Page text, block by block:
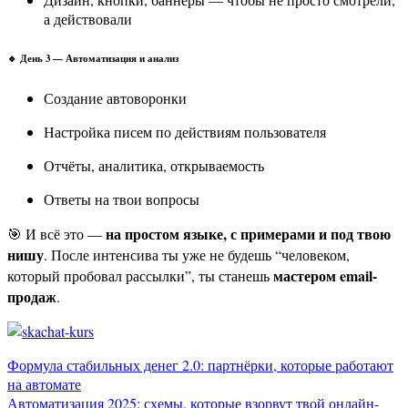
а действовали
🔹 День 3 — Автоматизация и анализ
Создание автоворонки
Настройка писем по действиям пользователя
Отчёты, аналитика, открываемость
Ответы на твои вопросы
🎯 И всё это —на простом языке, с примерами и под твою
нишу. После интенсива ты уже не будешь “человеком,
который пробовал рассылки”, ты станешьмастером email-
продаж.
Навигация
Формула стабильных денег 2.0: партнёрки, которые работают
на автомате
Автоматизация 2025: схемы, которые взорвут твой онлайн-